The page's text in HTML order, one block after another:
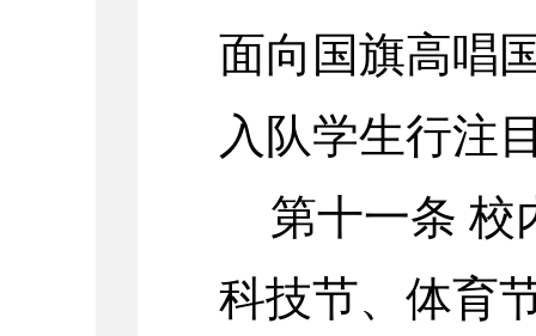
面向国旗高唱
入队学生行注
第十一条 校
科技节、体育